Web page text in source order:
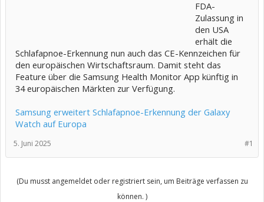
FDA-
Zulassung in
den USA
erhält die
Schlafapnoe-Erkennung nun auch das CE-Kennzeichen für
den europäischen Wirtschaftsraum. Damit steht das
Feature über die Samsung Health Monitor App künftig in
34 europäischen Märkten zur Verfügung.
Samsung erweitert Schlafapnoe-Erkennung der Galaxy
Watch auf Europa
#1
5. Juni 2025
(Du musst angemeldet oder registriert sein, um Beiträge verfassen zu
können. )